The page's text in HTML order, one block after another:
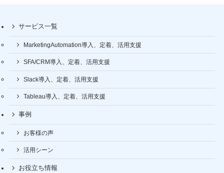
サービス一覧
MarketingAutomation導入、定着、活用支援
SFA/CRM導入、定着、活用支援
Slack導入、定着、活用支援
Tableau導入、定着、活用支援
事例
お客様の声
活用シーン
お役立ち情報